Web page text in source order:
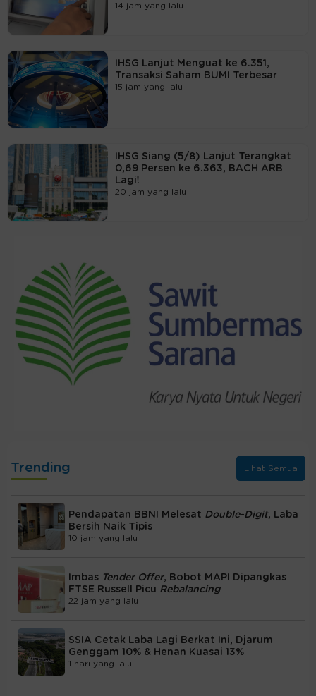
14 jam yang lalu
IHSG Lanjut Menguat ke 6.351,
Transaksi Saham BUMI Terbesar
15 jam yang lalu
IHSG Siang (5/8) Lanjut Terangkat
0,69 Persen ke 6.363, BACH ARB
Lagi!
20 jam yang lalu
Trending Lihat Semua
Pendapatan BBNI Melesat Double-Digit, Laba
Bersih Naik Tipis
10 jam yang lalu
Imbas Tender Offer, Bobot MAPI Dipangkas
FTSE Russell Picu Rebalancing
22 jam yang lalu
SSIA Cetak Laba Lagi Berkat Ini, Djarum
Genggam 10% & Henan Kuasai 13%
1 hari yang lalu